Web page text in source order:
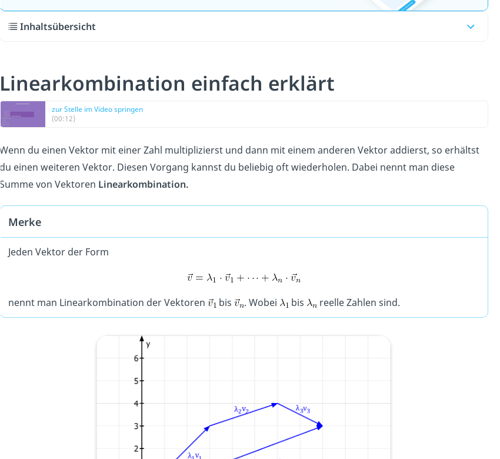
Inhaltsübersicht
Linearkombination einfach erklärt
zur Stelle im Video springen
(00:12)
Wenn du einen Vektor mit einer Zahl multiplizierst und dann mit einem anderen Vektor addierst, so erhältst
du einen weiteren Vektor. Diesen Vorgang kannst du beliebig oft wiederholen. Dabei nennt man diese
Summe von Vektoren Linearkombination.
Merke
Jeden Vektor der Form
nennt man Linearkombination der Vektoren bis . Wobei bis reelle Zahlen sind.